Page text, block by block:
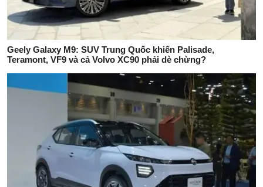
Geely Galaxy M9: SUV Trung Quốc khiến Palisade,
Teramont, VF9 và cả Volvo XC90 phải dè chừng?